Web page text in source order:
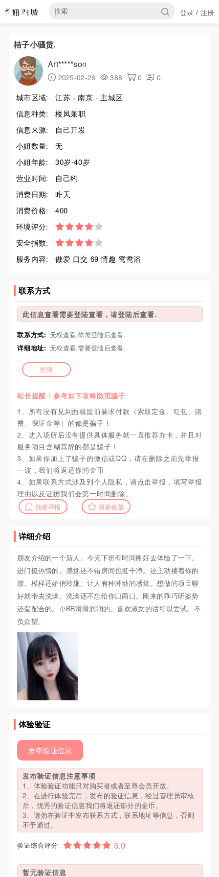
登录 / 注册
桔子小骚货.
Art*****son
2025-02-26 368 0 0
城市区域:
江苏 - 南京 - 主城区
信息种类:
楼凤兼职
信息来源:
自己开发
小姐数量:
无
小姐年龄:
30岁-40岁
营业时间:
自己约
消费日期:
昨天
消费价格:
400
环境评分:
安全指数:
服务内容:
做爱 口交 69 情趣 鸳鸯浴
联系方式
此信息查看需要登陆查看，请登陆后查看.
联系方式: 无权查看,你需登陆后查看.
详细地址: 无权查看,需要登陆后查看.
登陆
站长提醒：参考如下攻略防范骗子
1、所有没有见到面就提前要求付款（索取定金、红包、路
费、保证金等）的都是骗子！
2、进入场所后没有提供具体服务就一直推荐办卡，并且对
服务项目含糊其辞的都是骗子！
3、如果你加上了骗子的微信或QQ，请在删除之前先举报
一波，我们将返还你的金币
4、如果联系方式涉及到个人隐私，请点击举报，填写举报
理由以及证据我们会第一时间删除。
我要举报 我要收藏
详细介绍
朋友介绍的一个新人。今天下班有时间刚好去体验了一下。
进门挺热情的。感觉还不错房间也挺干净。还主动搂着你的
腰。模样还娇俏玲珑。让人有种冲动的感觉。想做的项目聊
好就带去洗澡。洗澡还不忘给你口两口。刚来的乖巧听姿势
还蛮配合的。小BB滑滑润润的。喜欢淑女的话可以尝试。不
负众望。
体验验证
发布验证信息
发布验证信息注意事项
1、体验验证功能只对购买者或者至尊会员开放。
2、在进行体验完后，发布的验证信息，经过管理员审核
后，优秀的验证信息我们将返还部分的金币。
3、请勿在验证中发布联系方式，联系地址等信息，否则
不予通过。
验证综合评分
暂无验证信息